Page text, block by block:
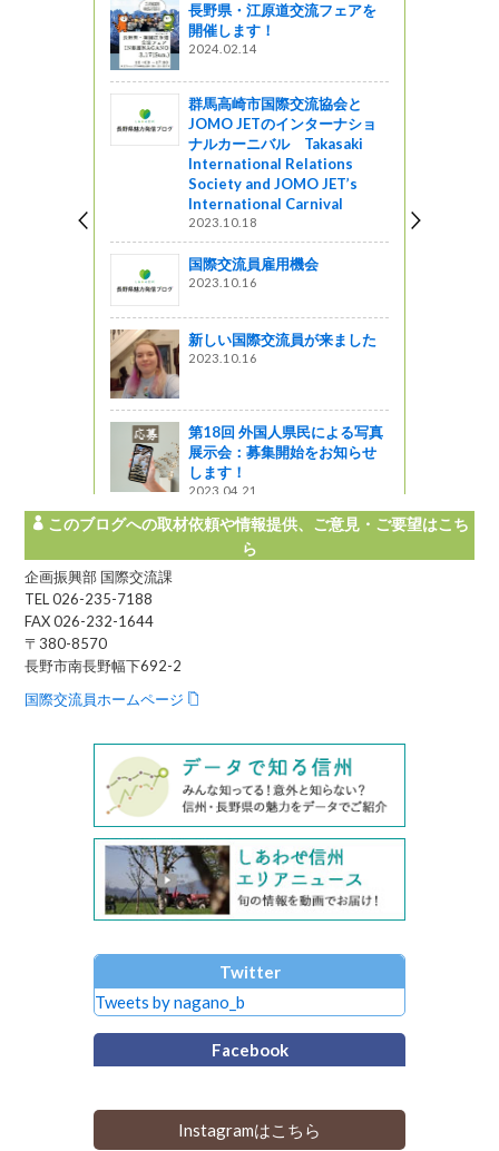
長野県・江原道交流フェアを
開催します！
2024.02.14
群馬高崎市国際交流協会と
JOMO JETのインターナショ
ナルカーニバル Takasaki
International Relations
Society and JOMO JET’s
International Carnival
2023.10.18
国際交流員雇用機会
2023.10.16
新しい国際交流員が来ました
2023.10.16
第18回 外国人県民による写真
展示会：募集開始をお知らせ
します！
2023.04.21
このブログへの取材依頼や情報提供、ご意見・ご要望はこち
ら
企画振興部 国際交流課
TEL 026-235-7188
FAX 026-232-1644
〒380-8570
長野市南長野幅下692-2
国際交流員ホームページ
Twitter
Tweets by nagano_b
Facebook
Instagramはこちら